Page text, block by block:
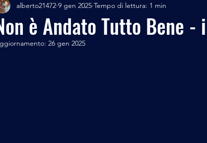
Inchieste - Interviste Mare Mediterraneo
Attualità
è Andato Tutto Bene -
alberto21472 9 gen 2025 Tempo di lettura: 1 min
26 gen 2025